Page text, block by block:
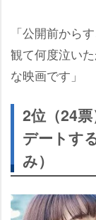
「公開前から
観て何度泣い
な映画です」
2位（24
デートす
み）